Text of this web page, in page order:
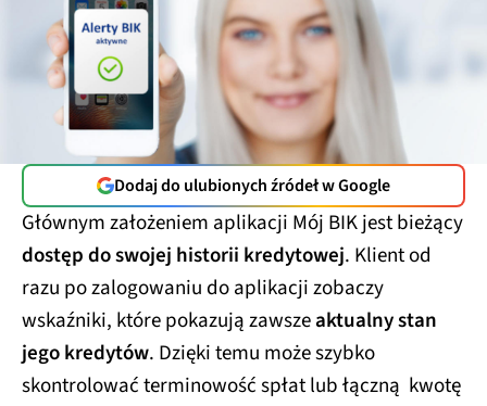
Dodaj do ulubionych źródeł w Google
Głównym założeniem aplikacji Mój BIK jest bieżący
dostęp do swojej historii kredytowej. Klient od
razu po zalogowaniu do aplikacji zobaczy
wskaźniki, które pokazują zawszeaktualny stan
jego kredytów. Dzięki temu może szybko
skontrolować terminowość spłat lub łączną kwotę